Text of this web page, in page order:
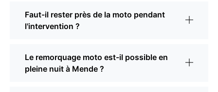
Faut-il rester près de la moto pendant
l'intervention ?
Le remorquage moto est-il possible en
pleine nuit à Mende ?